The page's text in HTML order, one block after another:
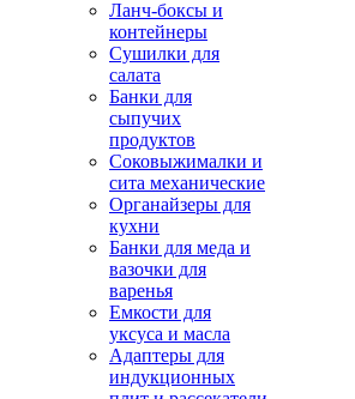
Ланч-боксы и
контейнеры
Сушилки для
салата
Банки для
сыпучих
продуктов
Соковыжималки и
сита механические
Органайзеры для
кухни
Банки для меда и
вазочки для
варенья
Емкости для
уксуса и масла
Адаптеры для
индукционных